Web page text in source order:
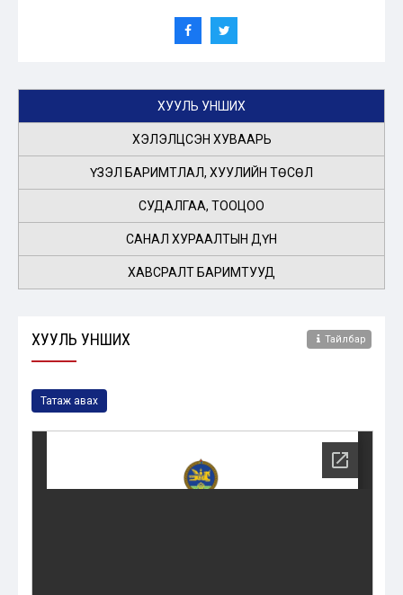
ХУУЛЬ УНШИХ
ХЭЛЭЛЦСЭН ХУВААРЬ
ҮЗЭЛ БАРИМТЛАЛ, ХУУЛИЙН ТӨСӨЛ
СУДАЛГАА, ТООЦОО
САНАЛ ХУРААЛТЫН ДҮН
ХАВСРАЛТ БАРИМТУУД
ХУУЛЬ УНШИХ Тайлбар
Татаж авах